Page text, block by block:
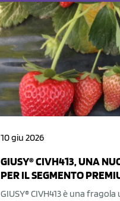
10 giu 2026
GIUSY® CIVH413, UNA
PER IL SEGMENTO
GIUSY® CIVH413 è una